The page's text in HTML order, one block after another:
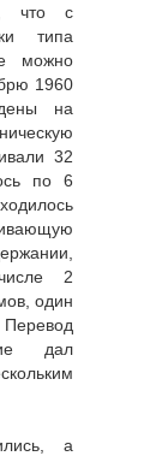
что с
типа
можно
1960
на
32
по 6
2
один
Перевод
дал
а